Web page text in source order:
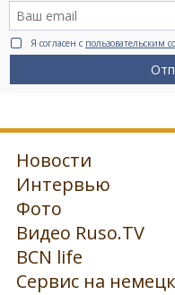
Я согласен с пользовательским
Новости
Интервью
Фото
Видео Ruso.TV
BCN life
Сервис на